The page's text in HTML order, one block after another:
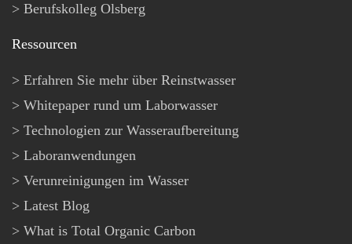
Berufskolleg Olsberg
Ressourcen
Erfahren Sie mehr über Reinstwasser
Whitepaper rund um Laborwasser
Technologien zur Wasseraufbereitung
Laboranwendungen
Verunreinigungen im Wasser
Latest Blog
What is Total Organic Carbon